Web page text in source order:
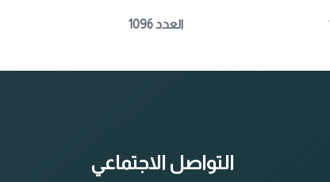
العدد 1096
التواصل الاجتماعي